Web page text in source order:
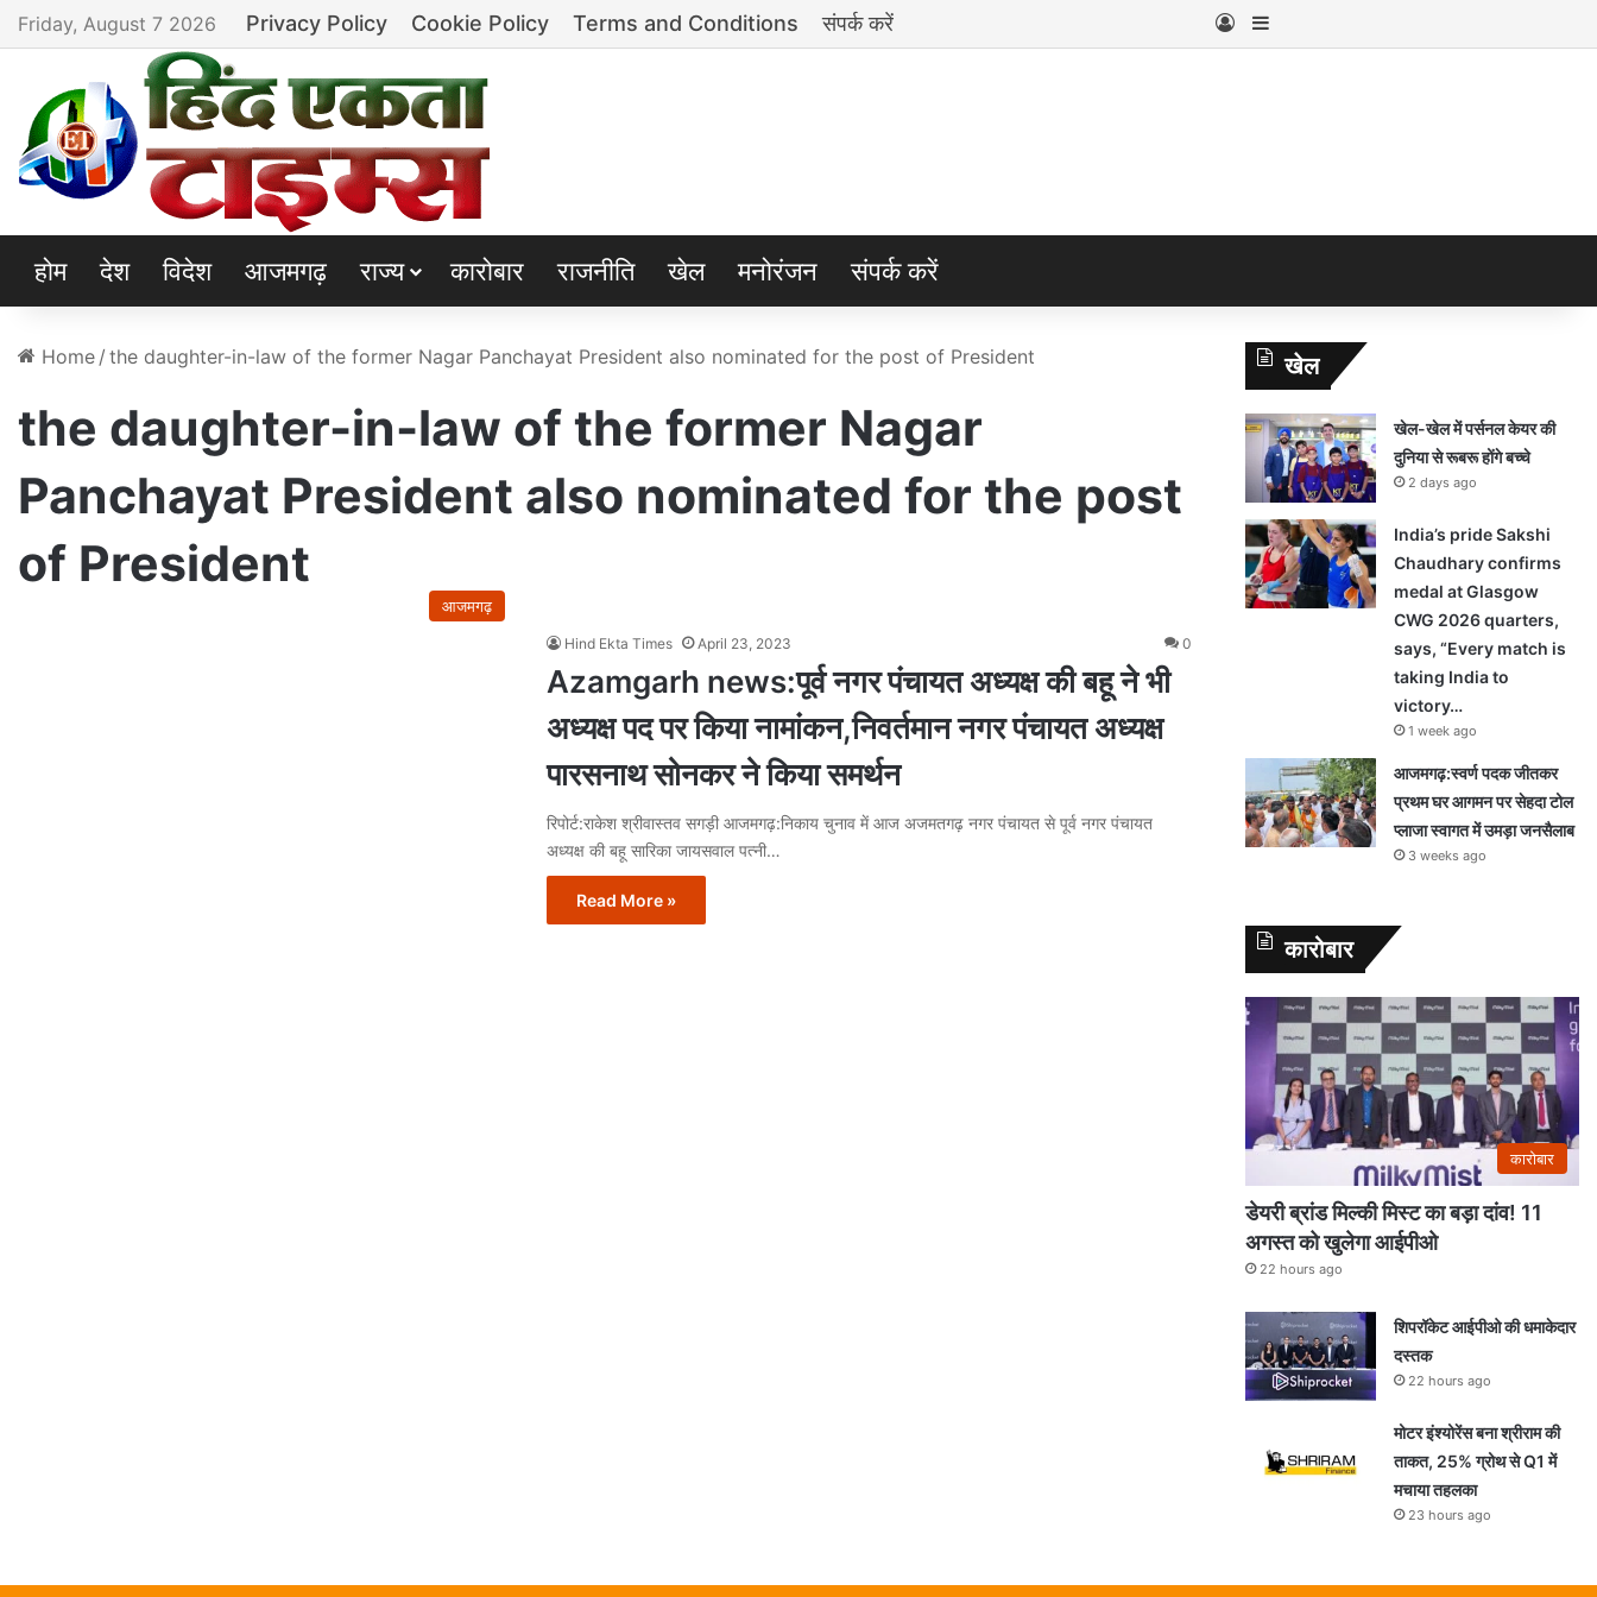
Friday, August 7 2026 Privacy Policy Cookie Policy Terms and Conditions संपर्क करें Log InSidebar
होम देश विदेश आजमगढ़ राज्य कारोबार राजनीति खेल मनोरंजन संपर्क करें
Home / the daughter-in-law of the former Nagar Panchayat President also nominated for the post of President
the daughter-in-law of the former Nagar
Panchayat President also nominated for the post
of President
आजमगढ़
Hind Ekta Times April 23, 2023 0
Azamgarh news:पूर्व नगर पंचायत अध्यक्ष की बहू ने भी
अध्यक्ष पद पर किया नामांकन,निवर्तमान नगर पंचायत अध्यक्ष
पारसनाथ सोनकर ने किया समर्थन
रिपोर्ट:राकेश श्रीवास्तव सगड़ी आजमगढ़:निकाय चुनाव में आज अजमतगढ़ नगर पंचायत से पूर्व नगर पंचायत
अध्यक्ष की बहू सारिका जायसवाल पत्नी…
Read More »
खेल
खेल-खेल में पर्सनल केयर की
दुनिया से रूबरू होंगे बच्चे
2 days ago
India’s pride Sakshi
Chaudhary confirms
medal at Glasgow
CWG 2026 quarters,
says, “Every match is
taking India to
victory…
1 week ago
आजमगढ़:स्वर्ण पदक जीतकर
प्रथम घर आगमन पर सेहदा टोल
प्लाजा स्वागत में उमड़ा जनसैलाब
3 weeks ago
कारोबार
कारोबार
डेयरी ब्रांड मिल्की मिस्ट का बड़ा दांव! 11
अगस्त को खुलेगा आईपीओ
22 hours ago
शिपरॉकेट आईपीओ की धमाकेदार
दस्तक
22 hours ago
मोटर इंश्योरेंस बना श्रीराम की
ताकत, 25% ग्रोथ से Q1 में
मचाया तहलका
23 hours ago